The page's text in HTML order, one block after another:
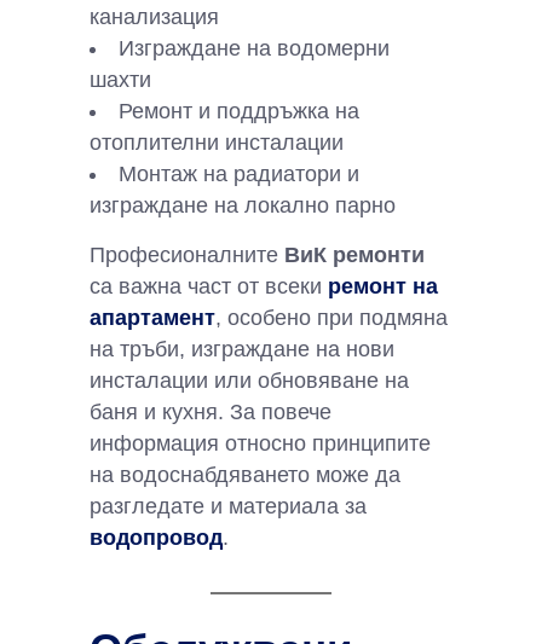
канализация
Изграждане на водомерни
шахти
Ремонт и поддръжка на
отоплителни инсталации
Монтаж на радиатори и
изграждане на локално парно
Професионалните ВиК ремонти
са важна част от всеки ремонт на
апартамент, особено при подмяна
на тръби, изграждане на нови
инсталации или обновяване на
баня и кухня. За повече
информация относно принципите
на водоснабдяването може да
разгледате и материала за
водопровод.